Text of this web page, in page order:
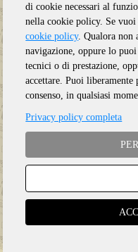
Anno:2025
di cookie necessari al
nella cookie policy. Se
cookie policy. Qualora non
navigazione, oppure lo
tecnici o di prestazione,
accettare. Puoi
consenso, in qualsiasi
Privacy policy completa